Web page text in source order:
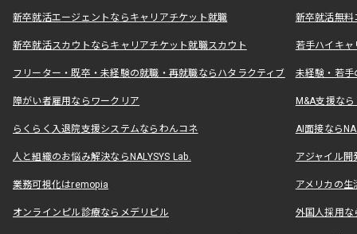
新卒就活エージェントならキャリアチケット就職 新卒就活無料
新卒就活スカウトならキャリアチケット就職スカウト 若手ハイキ
フリーター・既卒・未経験の就職・再就職ならハタラクティブ 未経験・若手
障がい者雇用ならワークリア M&A支援な
らくらく入退院支援システムならわんコネ AI面接なら
人と組織のお悩み解決ならNALYSYS Lab. アジャイル
業務可視化はremopia アメリカの
オンラインピル診療ならメデリピル 外国人採用